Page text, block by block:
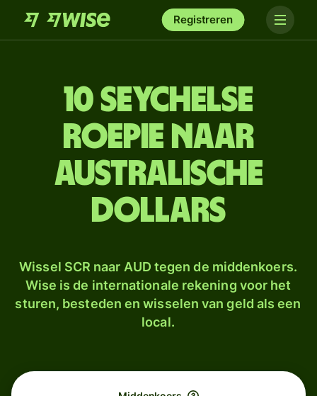
Registreren
10 Seychelse
roepie naar
Australische
dollars
Wissel SCR naar AUD tegen de middenkoers.
Wise is de internationale rekening voor het
sturen, besteden en wisselen van geld als een
local.